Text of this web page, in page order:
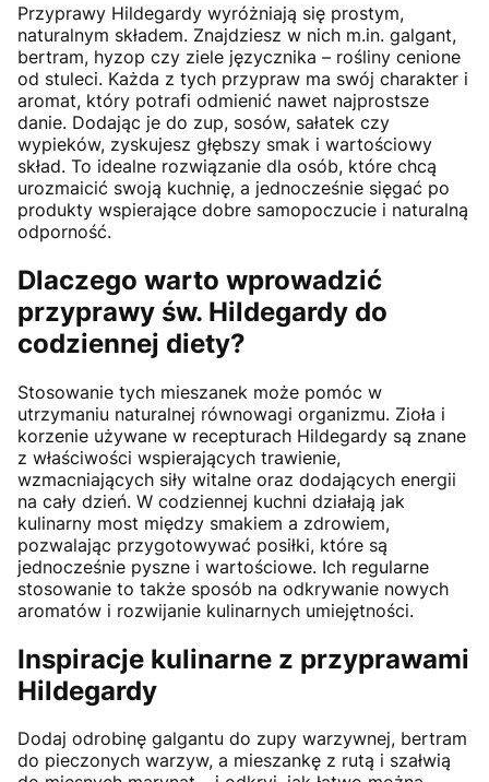
Przyprawy Hildegardy wyróżniają się prostym,
naturalnym składem. Znajdziesz w nich m.in. galgant,
bertram, hyzop czy ziele języcznika – rośliny cenione
od stuleci. Każda z tych przypraw ma swój charakter i
aromat, który potrafi odmienić nawet najprostsze
danie. Dodając je do zup, sosów, sałatek czy
wypieków, zyskujesz głębszy smak i wartościowy
skład. To idealne rozwiązanie dla osób, które chcą
urozmaicić swoją kuchnię, a jednocześnie sięgać po
produkty wspierające dobre samopoczucie i naturalną
odporność.
Dlaczego warto wprowadzić
przyprawy św. Hildegardy do
codziennej diety?
Stosowanie tych mieszanek może pomóc w
utrzymaniu naturalnej równowagi organizmu. Zioła i
korzenie używane w recepturach Hildegardy są znane
z właściwości wspierających trawienie,
wzmacniających siły witalne oraz dodających energii
na cały dzień. W codziennej kuchni działają jak
kulinarny most między smakiem a zdrowiem,
pozwalając przygotowywać posiłki, które są
jednocześnie pyszne i wartościowe. Ich regularne
stosowanie to także sposób na odkrywanie nowych
aromatów i rozwijanie kulinarnych umiejętności.
Inspiracje kulinarne z przyprawami
Hildegardy
Dodaj odrobinę galgantu do zupy warzywnej, bertram
do pieczonych warzyw, a mieszankę z rutą i szałwią